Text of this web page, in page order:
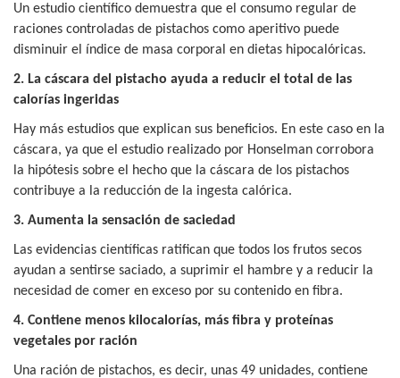
Un estudio científico demuestra que el consumo regular de
raciones controladas de pistachos como aperitivo puede
disminuir el índice de masa corporal en dietas hipocalóricas.
2. La cáscara del pistacho ayuda a reducir el total de las
calorías ingeridas
Hay más estudios que explican sus beneficios. En este caso en la
cáscara, ya que el estudio realizado por Honselman corrobora
la hipótesis sobre el hecho que la cáscara de los pistachos
contribuye a la reducción de la ingesta calórica.
3. Aumenta la sensación de saciedad
Las evidencias científicas ratifican que todos los frutos secos
ayudan a sentirse saciado, a suprimir el hambre y a reducir la
necesidad de comer en exceso por su contenido en fibra.
4. Contiene menos kilocalorías, más fibra y proteínas
vegetales por ración
Una ración de pistachos, es decir, unas 49 unidades, contiene